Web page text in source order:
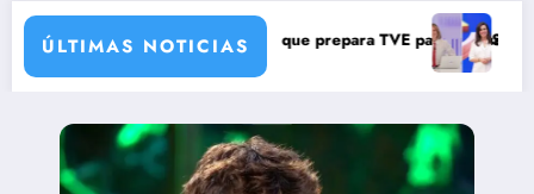
ÚLTIMAS NOTICIAS
una verdad brutal
de corresponsales que prepara TVE para su nueva temporada
Silvia